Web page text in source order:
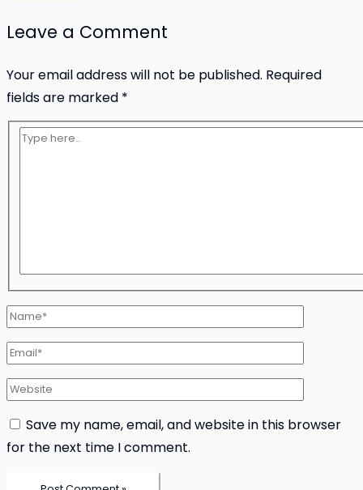
navigation
Leave a Comment
Your email address will not be published. Required
fields are marked *
Type
Name*
Email*
Website
Save my name, email, and website in this browser
for the next time I comment.